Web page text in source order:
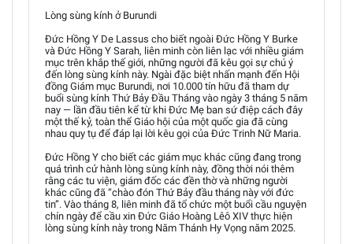
Lòng sùng kính ở Burundi
Đức Hồng Y De Lassus cho biết ngoài Đức Hồng Y Burke
và Đức Hồng Y Sarah, liên minh còn liên lạc với nhiều giám
mục trên khắp thế giới, những người đã kêu gọi sự chú ý
đến lòng sùng kính này. Ngài đặc biệt nhấn mạnh đến Hội
đồng Giám mục Burundi, nơi 10.000 tín hữu đã tham dự
buổi sùng kính Thứ Bảy Đầu Tháng vào ngày 3 tháng 5 năm
nay — lần đầu tiên kể từ khi Đức Mẹ ban sứ điệp cách đây
một thế kỷ, toàn thể Giáo hội của một quốc gia đã cùng
nhau quy tụ để đáp lại lời kêu gọi của Đức Trinh Nữ Maria.
Đức Hồng Y cho biết các giám mục khác cũng đang trong
quá trình cử hành lòng sùng kính này, đồng thời nói thêm
rằng các tu viện, giám đốc các đền thờ và những người
khác cũng đã “chào đón Thứ Bảy đầu tháng này với đức
tin”. Vào tháng 8, liên minh đã tổ chức một buổi cầu nguyện
chín ngày để cầu xin Đức Giáo Hoàng Lêô XIV thực hiện
lòng sùng kính này trong Năm Thánh Hy Vọng năm 2025.